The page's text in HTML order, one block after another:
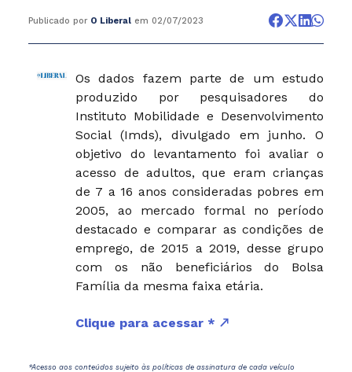
Publicado por O Liberalem 02/07/2023
Os dados fazem parte de um estudo
produzido por pesquisadores do
Instituto Mobilidade e Desenvolvimento
Social (Imds), divulgado em junho. O
objetivo do levantamento foi avaliar o
acesso de adultos, que eram crianças
de 7 a 16 anos consideradas pobres em
2005, ao mercado formal no período
destacado e comparar as condições de
emprego, de 2015 a 2019, desse grupo
com os não beneficiários do Bolsa
Família da mesma faixa etária.
Clique para acessar *
*Acesso aos conteúdos sujeito às políticas de assinatura de cada veículo